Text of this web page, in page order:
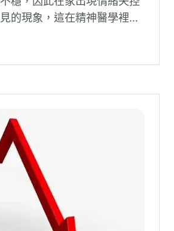
的現象，這在精神醫學裡不
之下，突然在某一次需要處
料時，電腦呈現當機現象，